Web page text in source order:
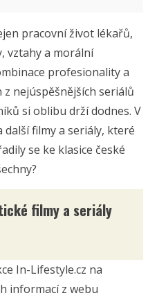
pracovní život lékařů,
vztahy a morální
profesionality a
nejúspěšnějších seriálů
si oblibu drží dodnes. V
další filmy a seriály, které
se ke klasice české
filmy a seriály
In-Lifestyle.cz na
informací z webu